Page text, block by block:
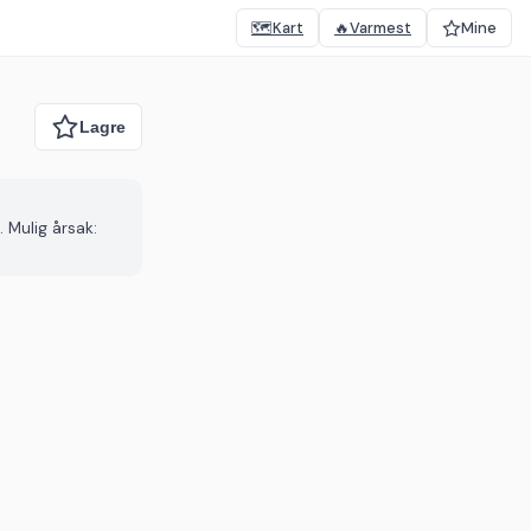
🗺️Kart 🔥Varmest Mine
årsak: